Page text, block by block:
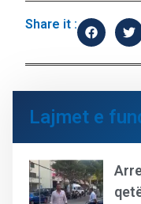
Share it :
Lajmet e